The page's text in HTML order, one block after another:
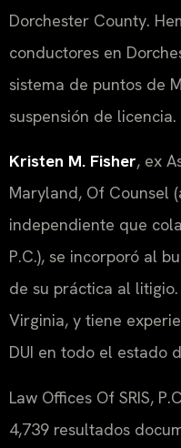
Dorchester County.
conductores en
sistema de puntos de
suspensión de licencia.
Kristen M. Fisher, ex
Maryland, Of Counsel
independiente que
P.C.), se incorporó al
de su práctica al
Virginia, y tiene
DUI en todo el estado
Law Offices Of SRIS,
4,739 resultados